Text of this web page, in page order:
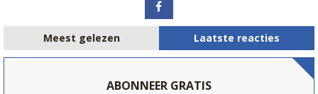
Meest gelezen Laatste reacties
ABONNEER GRATIS